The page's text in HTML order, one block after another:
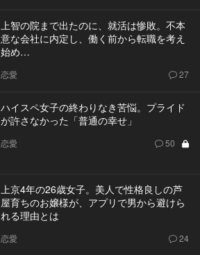
上智の院まで出たのに、就活は惨敗。不本
意な会社に内定し、働く前から転職を考え
始め…
恋愛 27
ハイスペ女子の終わりなき苦悩。プライド
が許さなかった「普通の幸せ」
恋愛 50
上京4年の26歳女子。美人で性格良しの芦
屋育ちのお嬢様が、アプリで男から避けら
れる理由とは
恋愛 24